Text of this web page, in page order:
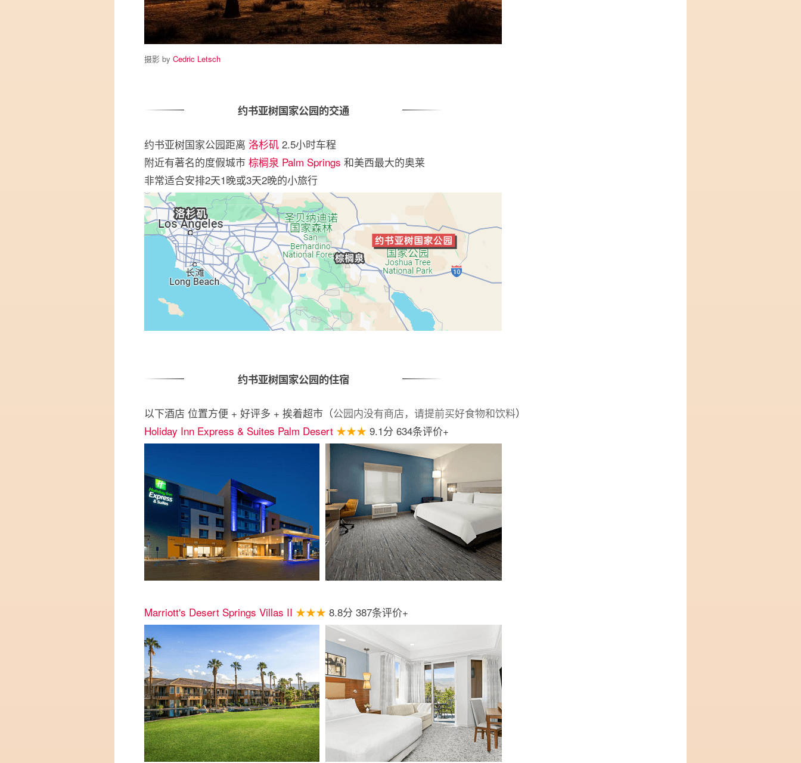
摄影 by Cedric Letsch
约书亚树国家公园的交通
约书亚树国家公园距离 洛杉矶 2.5小时车程
附近有著名的度假城市 棕榈泉 Palm Springs 和美西最大的奥莱
非常适合安排2天1晚或3天2晚的小旅行
约书亚树国家公园的住宿
以下酒店 位置方便 + 好评多 + 挨着超市（公园内没有商店，请提前买好食物和饮料）
Holiday Inn Express & Suites Palm Desert ★★★ 9.1分 634条评价+
Marriott's Desert Springs Villas II ★★★ 8.8分 387条评价+